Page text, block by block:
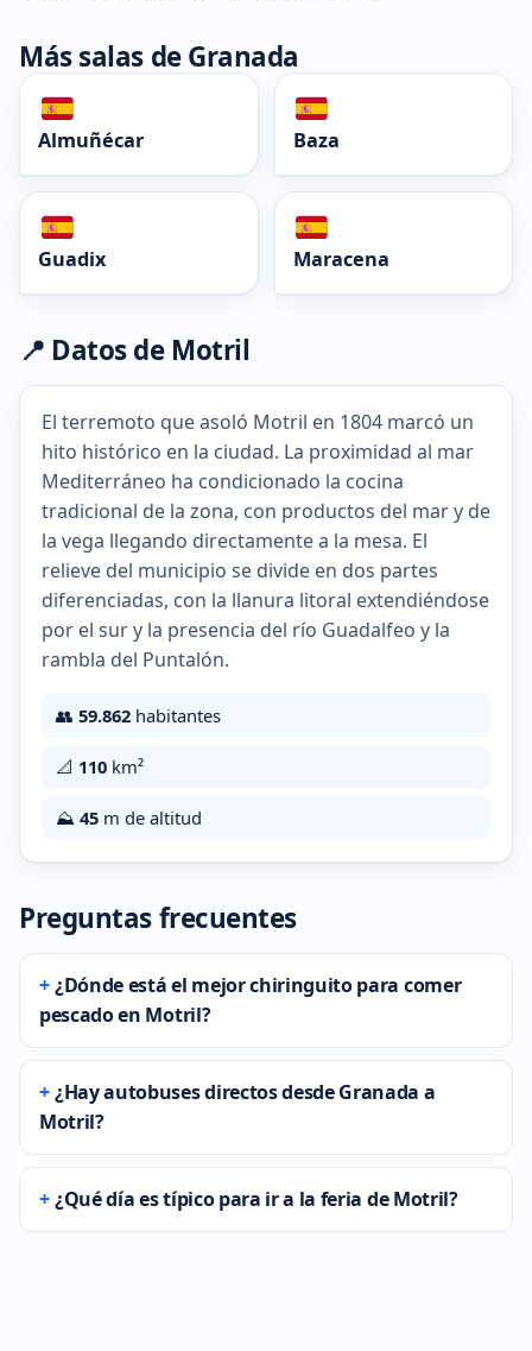
Más salas de Granada
Almuñécar Baza
Guadix Maracena
📍 Datos de Motril
El terremoto que asoló Motril en 1804 marcó un
hito histórico en la ciudad. La proximidad al mar
Mediterráneo ha condicionado la cocina
tradicional de la zona, con productos del mar y de
la vega llegando directamente a la mesa. El
relieve del municipio se divide en dos partes
diferenciadas, con la llanura litoral extendiéndose
por el sur y la presencia del río Guadalfeo y la
rambla del Puntalón.
👥 59.862 habitantes
📐 110 km²
⛰️ 45 m de altitud
Preguntas frecuentes
¿Dónde está el mejor chiringuito para comer
pescado en Motril?
¿Hay autobuses directos desde Granada a
Motril?
¿Qué día es típico para ir a la feria de Motril?